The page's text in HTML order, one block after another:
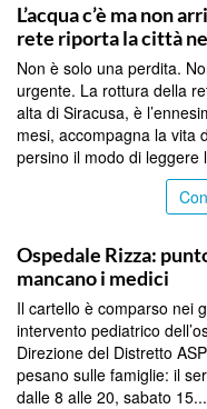
L’acqua c’è ma non
rete riporta la città
Non è solo una perdita.
urgente. La rottura della
alta di Siracusa, è
mesi, accompagna la vita
persino il modo di leggere
Ospedale Rizza:
mancano i medici
Il cartello è comparso nei
intervento pediatrico
Direzione del Distretto
pesano sulle famiglie: il
dalle 8 alle 20, sabato 15...